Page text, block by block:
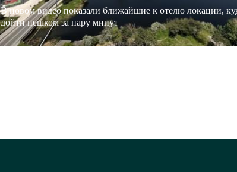
В новом видео показали ближайшие к отелю локации,
дойти пешком за пару минут